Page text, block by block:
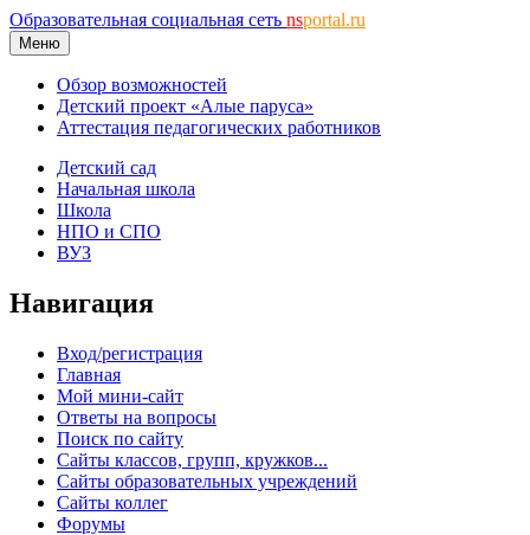
Образовательная социальная сеть nsportal.ru
Меню
Обзор возможностей
Детский проект «Алые паруса»
Аттестация педагогических работников
Детский сад
Начальная школа
Школа
НПО и СПО
ВУЗ
Навигация
Вход/регистрация
Главная
Мой мини-сайт
Ответы на вопросы
Поиск по сайту
Сайты классов, групп, кружков...
Сайты образовательных учреждений
Сайты коллег
Форумы